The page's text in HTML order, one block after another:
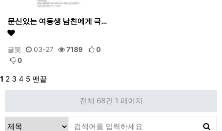
문신있는 여동생 남친에게 극…
글봇 03-27 7189
0
0
1 2 3 4 5 맨끝
전체 68건 1 페이지